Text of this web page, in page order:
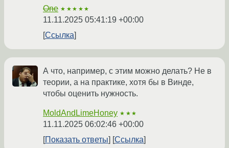
One ★★★★★
11.11.2025 05:41:19 +00:00
Ссылка
А что, например, с этим можно делать? Не в
теории, а на практике, хотя бы в Винде,
чтобы оценить нужность.
MoldAndLimeHoney ★★★
11.11.2025 06:02:46 +00:00
Показать ответы
Ссылка